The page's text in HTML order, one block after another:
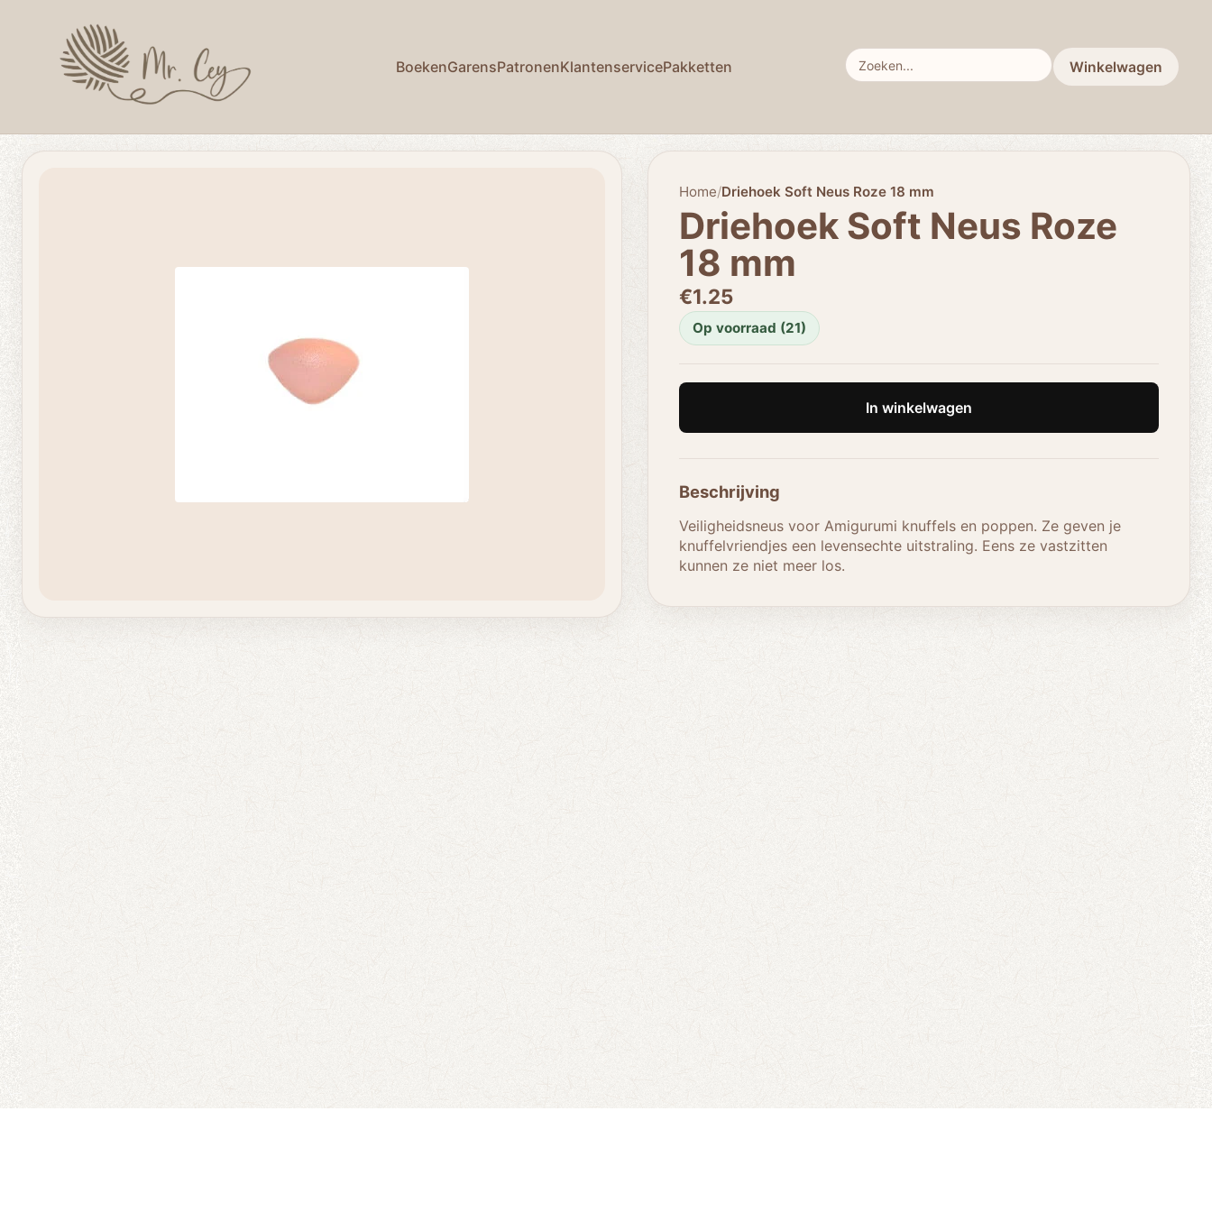
BoekenGarensPatronenKlantenservicePakketten Winkelwagen
Home/Driehoek Soft Neus Roze 18 mm
Driehoek Soft Neus Roze
18 mm
€1.25
Op voorraad (21)
In winkelwagen
Beschrijving
Veiligheidsneus voor Amigurumi knuffels en poppen. Ze geven je
knuffelvriendjes een levensechte uitstraling. Eens ze vastzitten
kunnen ze niet meer los.